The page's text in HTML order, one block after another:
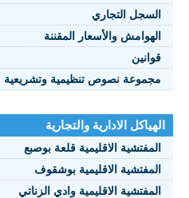
السجل التجاري
الهوامش والأسعار المقننة
قوانين
مجموعة نصوص تنظيمية وتشريعية
الهياكل الادارية والتجارية
المفتشية الاقليمية قلعة بوصبع
المفتشية الاقليمية بوشقوف
المفتشية الاقليمية وادي الزناتي